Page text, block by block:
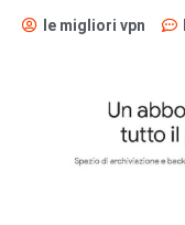
le migliori vpn